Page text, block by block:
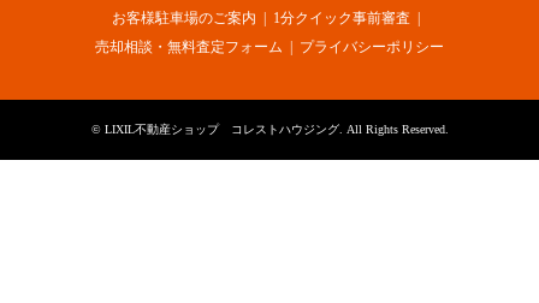
お客様駐車場のご案内
1分クイック事前審査
売却相談・無料査定フォーム
プライバシーポリシー
© LIXIL不動産ショップ コレストハウジング. All Rights Reserved.